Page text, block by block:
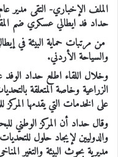
الملف الإخباري- التقى مدير
حداد فد ايطالي عسكري ضم
من مرتبات حماية البيئة في
والسياحة الأردني.
وخلال اللقاء اطلع حداد
الزراعية وخاصة المتعلقة
على الخدمات التي يقدمها المركز
وقال حداد أن المركز الوطني
والدوليين لإيجاد حلول
مديرية بحوث البيئة والتغير